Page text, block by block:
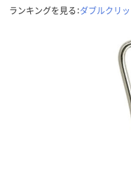
ランキングを見る：ダブルクリ